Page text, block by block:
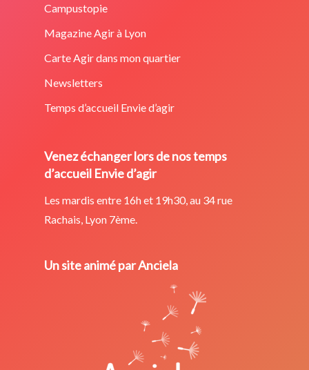
Campustopie
Magazine Agir à Lyon
Carte Agir dans mon quartier
Newsletters
Temps d’accueil Envie d’agir
Venez échanger lors de nos temps
d’accueil Envie d’agir
Les mardis entre 16h et 19h30, au 34 rue
Rachais, Lyon 7ème.
Un site animé par Anciela